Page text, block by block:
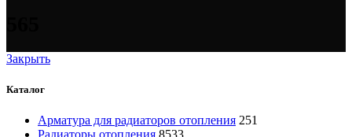
Закрыть
Каталог
Арматура для радиаторов отопления 251
Радиаторы отопления 8533